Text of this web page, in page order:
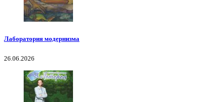
Лаборатория модернизма
26.06.2026